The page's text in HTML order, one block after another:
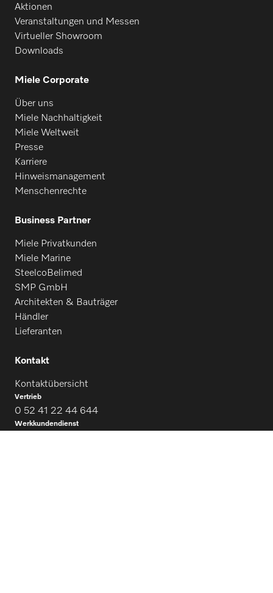
Aktionen
Veranstaltungen und Messen
Virtueller Showroom
Downloads
Miele Corporate
Über uns
Miele Nachhaltigkeit
Miele Weltweit
Presse
Karriere
Hinweismanagement
Menschenrechte
Business Partner
Miele Privatkunden
Miele Marine
SteelcoBelimed
SMP GmbH
Architekten & Bauträger
Händler
Lieferanten
Kontakt
Kontaktübersicht
Vertrieb
0 52 41 22 44 644
Werkkundendienst